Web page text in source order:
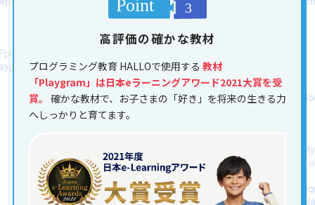
高評価の確かな教材
プログラミング教育 HALLOで使用する 教材
「Playgram」は日本eラーニングアワード2021大賞を受
賞。 確かな教材で、お子さまの「好き」を将来の生きる力
へしっかりと育てます。